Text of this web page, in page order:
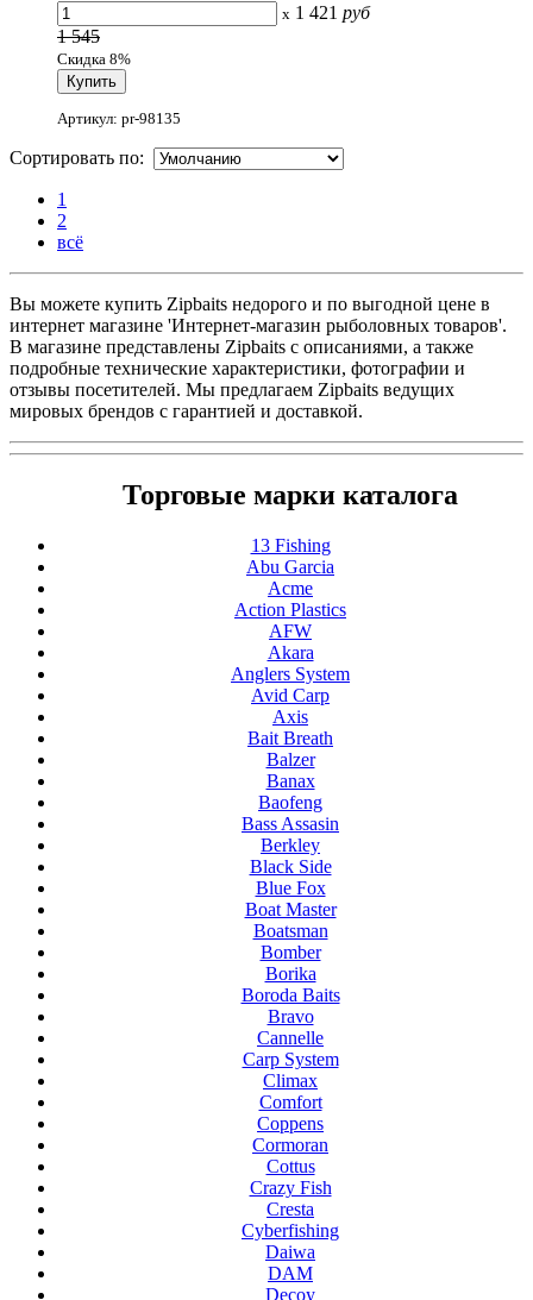
x 1 421 руб
1 545
Скидка 8%
Артикул: pr-98135
Сортировать по:
1
2
всё
Вы можете купить Zipbaits недорого и по выгодной цене в
интернет магазине 'Интернет-магазин рыболовных товаров'.
В магазине представлены Zipbaits с описаниями, а также
подробные технические характеристики, фотографии и
отзывы посетителей. Мы предлагаем Zipbaits ведущих
мировых брендов с гарантией и доставкой.
Торговые марки каталога
13 Fishing
Abu Garcia
Acme
Action Plastics
AFW
Akara
Anglers System
Avid Carp
Axis
Bait Breath
Balzer
Banax
Baofeng
Bass Assasin
Berkley
Black Side
Blue Fox
Boat Master
Boatsman
Bomber
Borika
Boroda Baits
Bravo
Cannelle
Carp System
Climax
Comfort
Coppens
Cormoran
Cottus
Crazy Fish
Cresta
Cyberfishing
Daiwa
DAM
Decoy